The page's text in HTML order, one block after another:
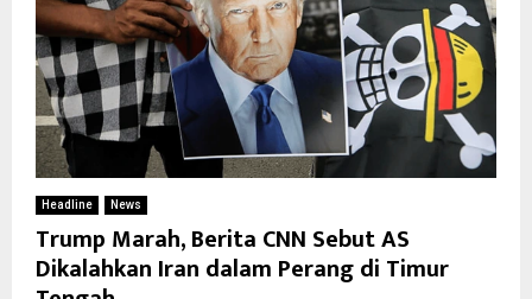
Headline News
Trump Marah, Berita CNN Sebut AS
Dikalahkan Iran dalam Perang di Timur